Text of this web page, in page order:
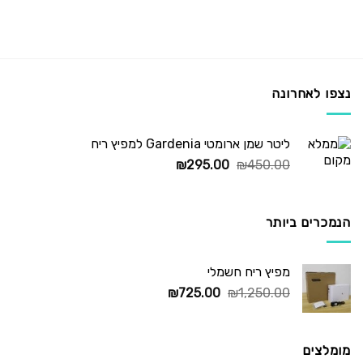
נצפו לאחרונה
ליטר שמן ארומטי Gardenia למפיץ ריח
₪450.00
המחיר
₪295.00
המחיר
הנמכרים ביותר
מפיץ ריח חשמלי
₪1,250.00
המחיר
₪725.00
המחיר
מומלצים